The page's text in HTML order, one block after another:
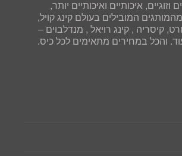
וזוגיים, איכותיים ואיכותיים יותר,
המובילים בעולם קינג קויל,
קיסריה , קינג רויאל , מנדלבוים –
והכל במחירים מתאימים לכל כיס.